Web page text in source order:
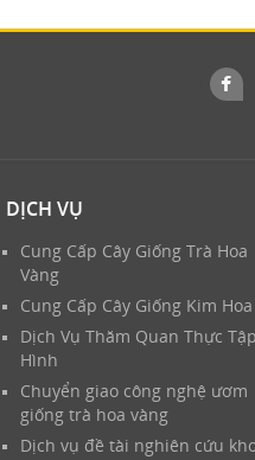
DỊCH VỤ
Cung Cấp Cây Giống Trà Hoa
Vàng
Cung Cấp Cây Giống Kim
Dịch Vụ Thăm Quan Thực
Hình
Chuyển giao công nghệ ươm
giống trà hoa vàng
Dịch vụ đề tài nghiên cứu